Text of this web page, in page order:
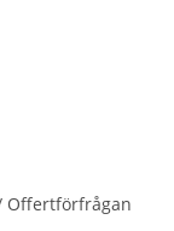
Offertförfrågan